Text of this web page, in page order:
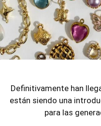
Definitivamente han
están siendo una
para las